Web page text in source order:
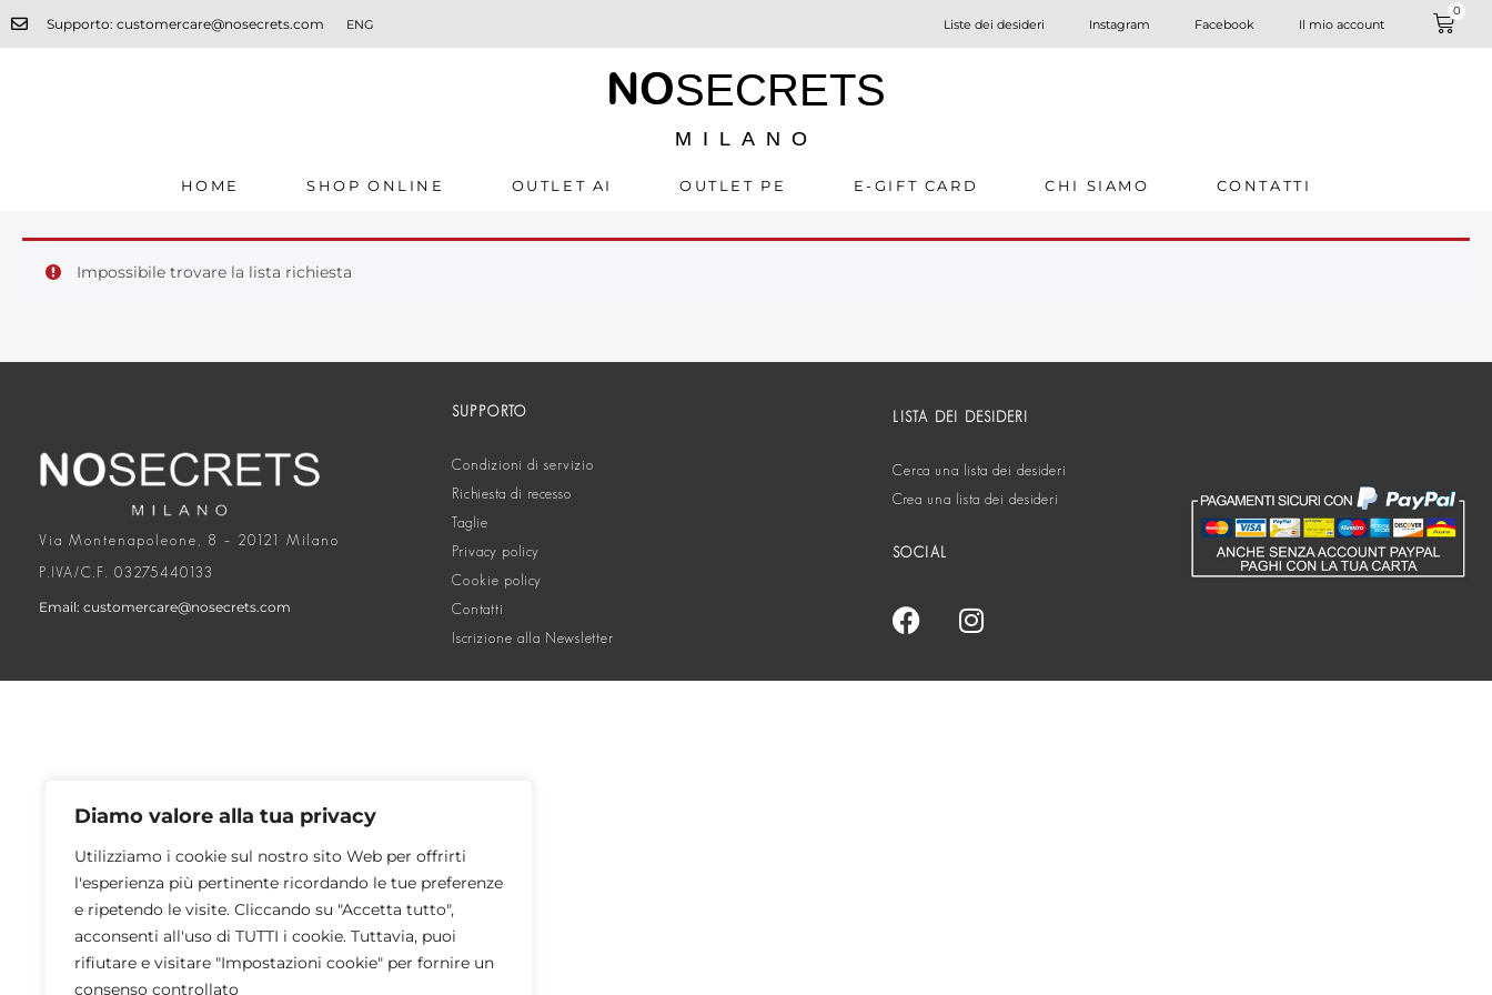
Diamo valore alla tua privacy
Utilizziamo i cookie sul nostro sito Web per offrirti
l'esperienza più pertinente ricordando le tue preferenze
e ripetendo le visite. Cliccando su "Accetta tutto",
acconsenti all'uso di TUTTI i cookie. Tuttavia, puoi
rifiutare e visitare "Impostazioni cookie" per fornire un
consenso controllato
Supporto: customercare@nosecrets.com ENG Liste dei desideri Instagram Facebook Il mio account
0
NOSECRETS
MILANO
HOME SHOP ONLINE OUTLET AI OUTLET PE E-GIFT CARD CHI SIAMO CONTATTI
Impossibile trovare la lista richiesta
Via Montenapoleone, 8 – 20121 Milano
P.IVA/C.F. 03275440133
Email: customercare@nosecrets.com
SUPPORTO
Condizioni di servizio
Richiesta di recesso
Taglie
Privacy policy
Cookie policy
Contatti
Iscrizione alla Newsletter
LISTA DEI DESIDERI
Cerca una lista dei desideri
Crea una lista dei desideri
SOCIAL